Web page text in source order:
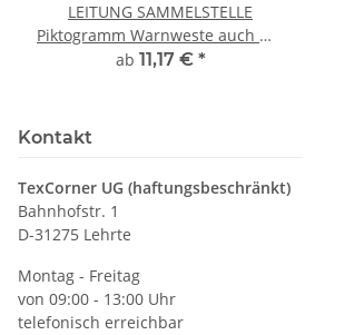
LEITUNG SAMMELSTELLE
Piktogramm Warnweste auch mit
vielen Taschen S-3XL
ab 11,17 € *
Kontakt
TexCorner UG (haftungsbeschränkt)
Bahnhofstr. 1
D-31275 Lehrte
Montag - Freitag
von 09:00 - 13:00 Uhr
telefonisch erreichbar